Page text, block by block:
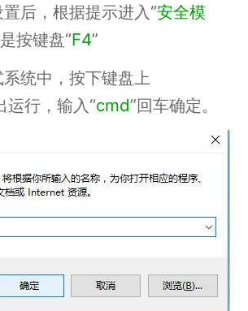
后，根据提示进入“安全模
按键盘“F4”
统中，按下键盘上
运行，输入“cmd”回车确定。